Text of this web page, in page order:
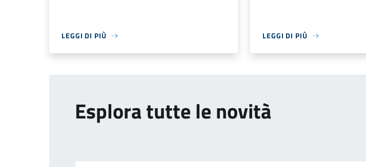
LEGGI DI PIÙ LEGGI DI PIÙ
Esplora tutte le novità